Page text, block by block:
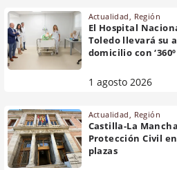
Actualidad Región
El Hospital
Toledo llevará su
domicilio con ‘360º
1 agosto 2026
Actualidad Región
Castilla-La
Protección Civil
plazas